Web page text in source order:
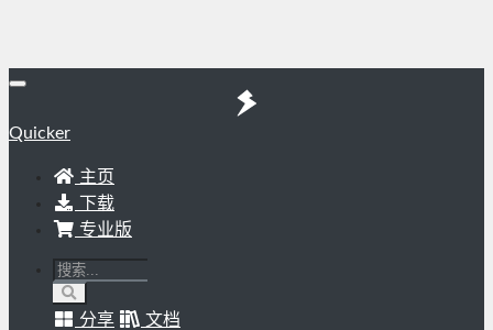
Quicker
主页
下载
专业版
分享
文档